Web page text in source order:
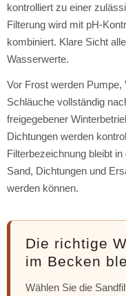
kontrolliert zu einer
Filterung wird mit pH-
kombiniert. Klare Sicht
Wasserwerte.
Vor Frost werden Pumpe,
Schläuche vollständig
freigegebener
Dichtungen werden
Filterbezeichnung bleibt
Sand, Dichtungen und
werden können.
Die richtige
im Becken
Wählen Sie die